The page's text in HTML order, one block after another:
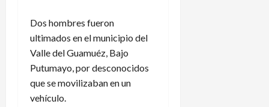
Dos hombres fueron
ultimados en el municipio del
Valle del Guamuéz, Bajo
Putumayo, por desconocidos
que se movilizaban en un
vehículo.